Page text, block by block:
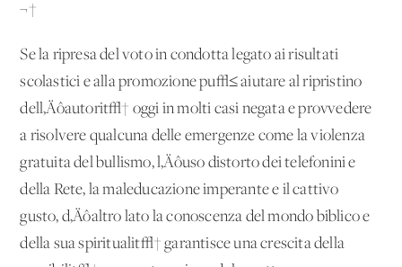
¬†
Se la ripresa del voto in condotta legato ai risultati
scolastici e alla promozione pu√≤ aiutare al ripristino
dell‚Äôautorit√† oggi in molti casi negata e provvedere
a risolvere qualcuna delle emergenze come la violenza
gratuita del bullismo, l‚Äôuso distorto dei telefonini e
della Rete, la maleducazione imperante e il cattivo
gusto, d‚Äôaltro lato la conoscenza del mondo biblico e
della sua spiritualit√† garantisce una crescita della